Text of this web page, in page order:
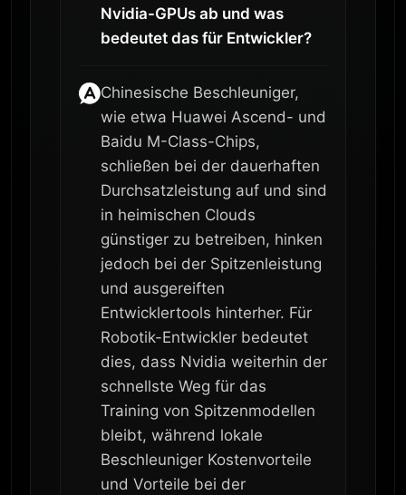
Nvidia-GPUs ab und was
bedeutet das für Entwickler?
Chinesische Beschleuniger,
wie etwa Huawei Ascend- und
Baidu M-Class-Chips,
schließen bei der dauerhaften
Durchsatzleistung auf und sind
in heimischen Clouds
günstiger zu betreiben, hinken
jedoch bei der Spitzenleistung
und ausgereiften
Entwicklertools hinterher. Für
Robotik-Entwickler bedeutet
dies, dass Nvidia weiterhin der
schnellste Weg für das
Training von Spitzenmodellen
bleibt, während lokale
Beschleuniger Kostenvorteile
und Vorteile bei der